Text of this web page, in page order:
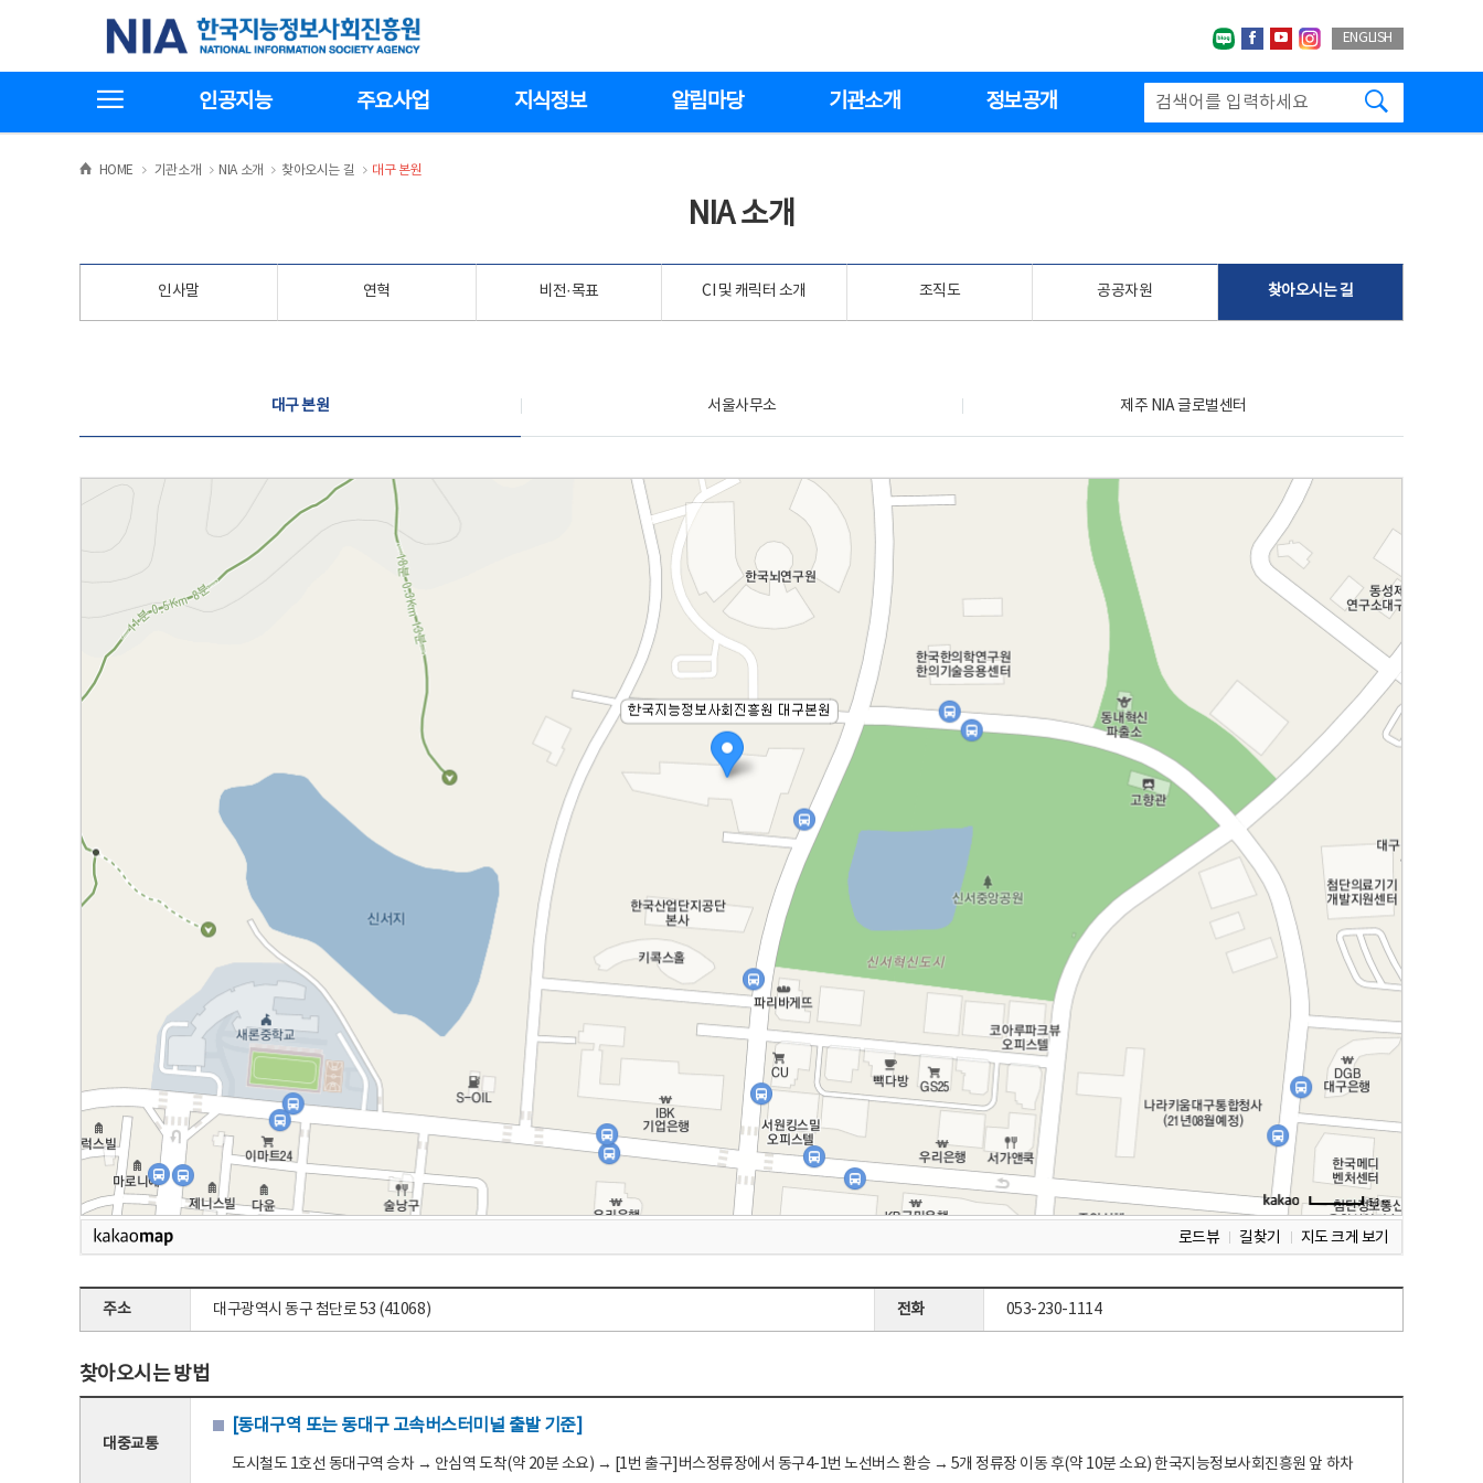
기
한국지능정보사회진흥원
네이버블로그
페이스북
유투브인스타그랩
ENGLISH
인공지능 주요사업 지식정보 알림마당 기관소개 정보공개
HOME >
기관소개 >NIA 소개 >
찾아오시는 길 >
대구 본원
NIA 소개
인사말 연혁 비전·목표 CI 및 캐릭터 소개 조직도 공공자원 찾아오시는 길
대구 본원 서울사무소 제주 NIA 글로벌센터
로드뷰 길찾기 지도 크게 보기
주소 대구광역시 동구 첨단로 53 (41068) 전화 053-230-1114
찾아오시는 방법
대중교통
[동대구역 또는 동대구 고속버스터미널 출발 기준]
도시철도 1호선 동대구역 승차 → 안심역 도착(약 20분 소요) → [1번 출구]버스정류장에서 동구4-1번 노선버스 환승 → 5개 정류장 이동 후(약 10분 소요) 한국지능정보사회진흥원 앞 하차